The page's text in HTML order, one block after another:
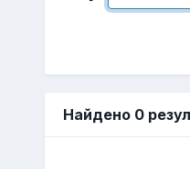
Найдено 0